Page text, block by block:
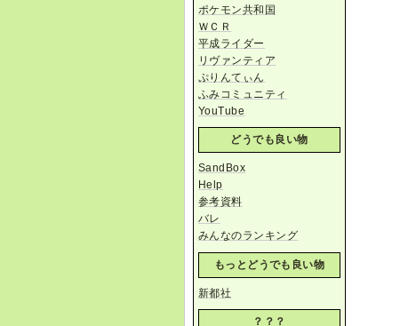
ポケモン共和国
ＷＣＲ
平成ライダー
リヴァンティア
ぷりんてぃん
ふみコミュニティ
YouTube
どうでも良い物
SandBox
Help
参考資料
バレ
みんなのランキング
もっとどうでも良い物
新都社
？？？